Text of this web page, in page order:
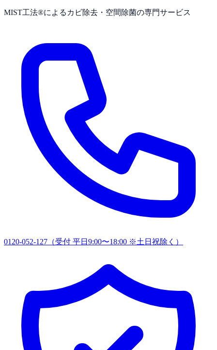
MIST工法®によるカビ除去・空間除菌の専門サービス
0120-052-127 （受付 平日9:00〜18:00 ※土日祝除く）